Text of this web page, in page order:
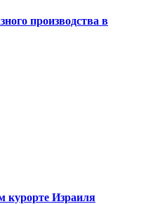
производства в
курорте Израиля